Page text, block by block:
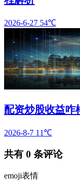
2026-6-27 54℃
配资炒股收益咋
2026-8-7 11℃
共有 0 条评论
emoji表情